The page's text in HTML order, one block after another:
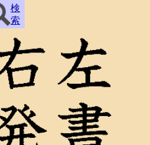
検
索